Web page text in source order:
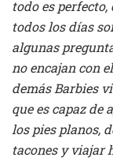
todo es
todos los días
algunas
no encajan con
demás Barbies
que es capaz de
los pies planos,
tacones y viajar